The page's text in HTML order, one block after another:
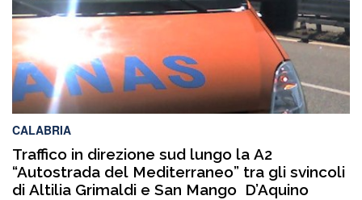
CALABRIA
Traffico in direzione sud lungo la A2
“Autostrada del Mediterraneo” tra gli svincoli
di Altilia Grimaldi e San Mango D’Aquino